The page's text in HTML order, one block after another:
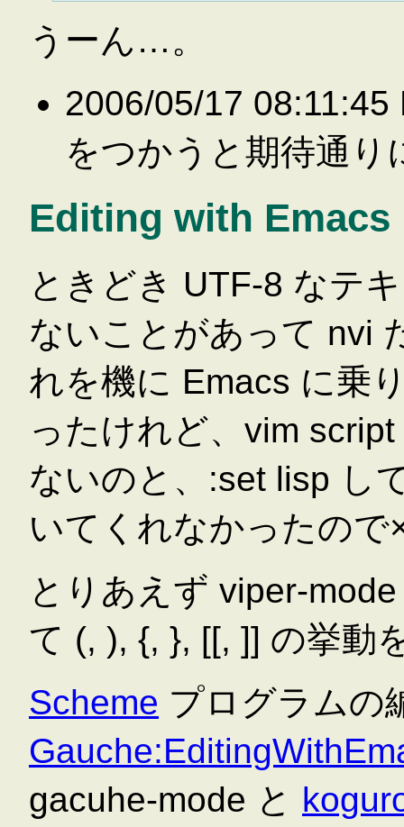
うーん…。
2006/05/17
をつかうと期待通
Editing with Emacs
ときどき UTF-8 なテ
ないことがあって nvi
れを機に Emacs に乗
ったけれど、vim
ないのと、:set lisp し
いてくれなかったので
とりあえず viper-
て (, ), {, }, [[, ]] の挙動
Scheme プログラムの
gacuhe-mode と